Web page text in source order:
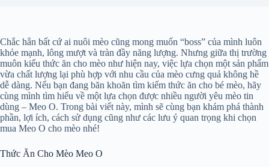
Chắc hẳn bất cứ ai nuôi mèo cũng mong muốn “boss” của mình luôn
khỏe mạnh, lông mượt và tràn đầy năng lượng. Nhưng giữa thị trường
muôn kiểu thức ăn cho mèo như hiện nay, việc lựa chọn một sản phẩm
vừa chất lượng lại phù hợp với nhu cầu của mèo cưng quả không hề
dễ dàng. Nếu bạn đang băn khoăn tìm kiếm thức ăn cho bé mèo, hãy
cùng mình tìm hiểu về một lựa chọn được nhiều người yêu mèo tin
dùng – Meo O. Trong bài viết này, mình sẽ cùng bạn khám phá thành
phần, lợi ích, cách sử dụng cũng như các lưu ý quan trọng khi chọn
mua Meo O cho mèo nhé!
Thức Ăn Cho Mèo Meo O